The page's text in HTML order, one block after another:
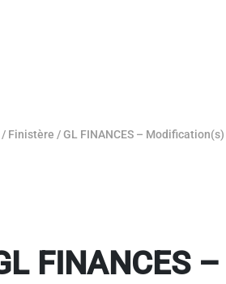
/ Finistère /GL FINANCES –
FINANCES